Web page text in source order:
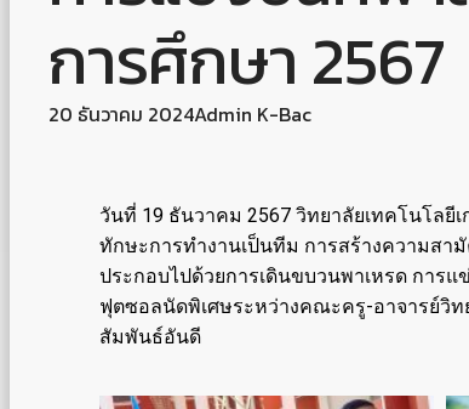
การศึกษา 2567
20 ธันวาคม 2024Admin K-Bac
วันที่ 19 ธันวาคม 2567 วิทยาลัยเทคโนโล
ทักษะการทำงานเป็นทีม การสร้างความส
ประกอบไปด้วยการเดินขบวนพาเหรด การ
ฟุตซอลนัดพิเศษระหว่างคณะครู-อาจารย์วิท
สัมพันธ์อันดี